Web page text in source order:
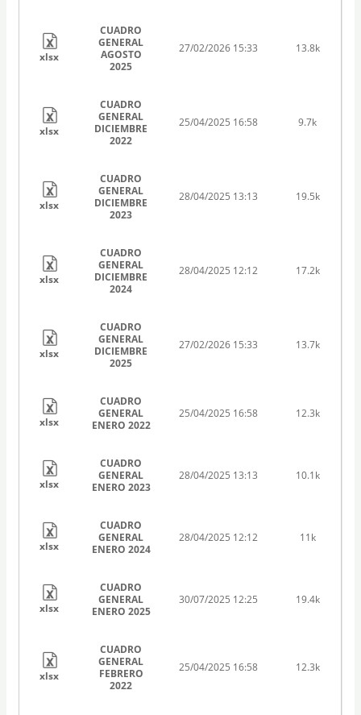
xlsx
CUADRO
GENERAL
AGOSTO
2025
27/02/2026 15:33 13.8k
xlsx
CUADRO
GENERAL
DICIEMBRE
2022
25/04/2025 16:58 9.7k
xlsx
CUADRO
GENERAL
DICIEMBRE
2023
28/04/2025 13:13 19.5k
xlsx
CUADRO
GENERAL
DICIEMBRE
2024
28/04/2025 12:12 17.2k
xlsx
CUADRO
GENERAL
DICIEMBRE
2025
27/02/2026 15:33 13.7k
xlsx
CUADRO
GENERAL
ENERO 2022
25/04/2025 16:58 12.3k
xlsx
CUADRO
GENERAL
ENERO 2023
28/04/2025 13:13 10.1k
xlsx
CUADRO
GENERAL
ENERO 2024
28/04/2025 12:12 11k
xlsx
CUADRO
GENERAL
ENERO 2025
30/07/2025 12:25 19.4k
xlsx
CUADRO
GENERAL
FEBRERO
2022
25/04/2025 16:58 12.3k